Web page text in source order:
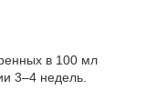
в 100 мл
3–4 недель.